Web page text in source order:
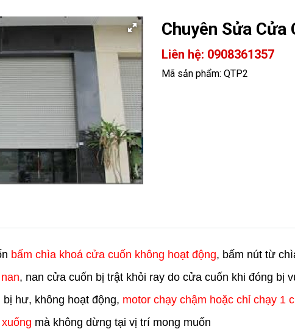
Chuyên Sửa Cửa
Liên hệ: 0908361357
Mã sản phẩm: QTP2
bấm chìa khoá cửa cuốn không hoạt động, bấm nút từ
, nan cửa cuốn bị trật khỏi ray do cửa cuốn khi đóng bị
hư, không hoạt động, motor chạy chậm hoặc chỉ chạy 1
mà không dừng tại vị trí mong muốn